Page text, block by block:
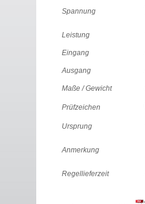
Spannung
Leistung
Eingang
Ausgang
Maße / Gewicht
Prüfzeichen
Ursprung
Anmerkung
Regellieferzeit